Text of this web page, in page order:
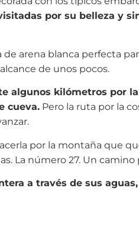
por su belleza y
arena blanca perfecta
de unos pocos.
algunos kilómetros por
cueva. Pero la ruta por la
por la montaña que
La número 27. Un camino
a través de sus